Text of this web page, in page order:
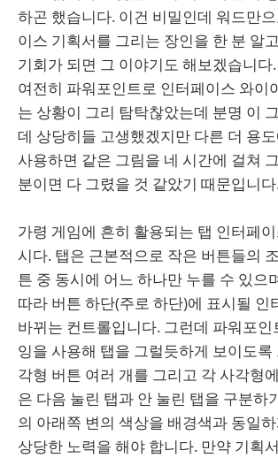
하곤 했습니다. 이건 비밀인데 워드만
이스 기획서를 그리는 장인을 한 분 알
기회가 되면 그 이야기도 해보겠습니다
여전히 파워포인트로 인터페이스 와이
는 상황이 그리 탐탁찮았는데 분명 이
데 상당히들 고생했겠지만 다른 더 용
사용하면 같은 그림을 네 시간에 걸쳐
분이면 다 그렸을 것 같았기 때문입니
가령 게임에 흔히 활용되는 탭 인터페
시다. 탭은 근본적으로 작은 버튼들의
튼 중 동시에 어느 하나만 누를 수 있으
따라 버튼 하단(주로 하단)에 표시될 인
바뀌는 컨트롤입니다. 그런데 파워포인
잉을 사용해 탭을 그럴듯하게 보이도
각형 버튼 여러 개를 그리고 각 사각형
은 다음 눌린 탭과 안 눌린 탭을 구분하
의 아래쪽 변의 색상을 배경색과 동일
상당한 노력을 해야 합니다. 만약 기획